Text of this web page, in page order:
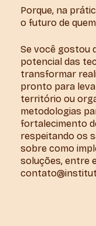
Porque, na
o futuro de
Se você gostou
potencial das
transformar
pronto para
território ou
metodologias
fortalecimento
respeitando os
sobre como
soluções, entre